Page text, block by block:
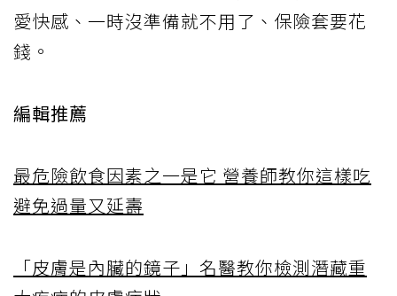
愛快感、一時沒準備就不用了、保險套要花
錢。
編輯推薦
最危險飲食因素之一是它 營養師教你這樣吃
避免過量又延壽
「皮膚是內臟的鏡子」名醫教你檢測潛藏重